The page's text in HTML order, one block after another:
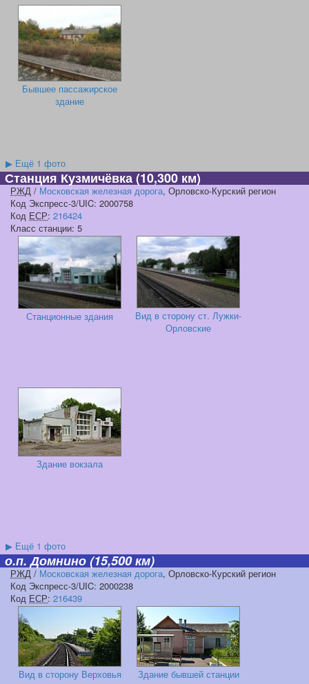
Бывшее пассажирское
здание
▶ Ещё 1 фото
Станция Кузмичёвка(10,300 км)
РЖД / Московская железная дорога, Орловско-Курский регион
Код Экспресс-3/UIC: 2000758
Код ЕСР: 216424
Класс станции: 5
Станционные здания
Вид в сторону ст. Лужки-
Орловские
Здание вокзала
▶ Ещё 1 фото
о.п. Домнино(15,500 км)
РЖД / Московская железная дорога, Орловско-Курский регион
Код Экспресс-3/UIC: 2000238
Код ЕСР: 216439
Вид в сторону Верховья Здание бывшей станции